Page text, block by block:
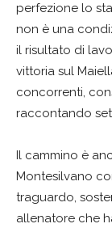
perfezione lo
non è una
il risultato di
vittoria sul
concorrenti,
raccontando
Il cammino è
Montesilvano
traguardo,
allenatore che